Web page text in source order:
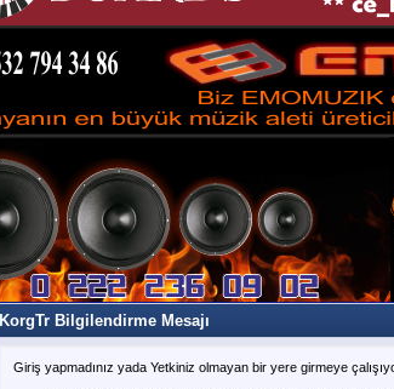
KorgTr Bilgilendirme Mesajı
Giriş yapmadınız yada Yetkiniz olmayan bir yere girmeye